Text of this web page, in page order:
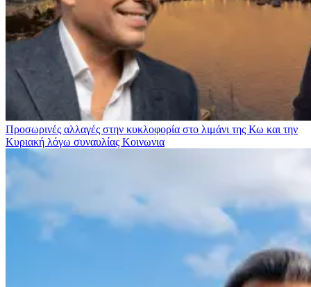
Προσωρινές αλλαγές στην κυκλοφορία στο λιμάνι της Κω και την
Κυριακή λόγω συναυλίας Κοινωνια